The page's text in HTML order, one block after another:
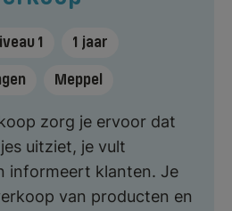
1 1 jaar
Meppel
zorg je ervoor dat
uitziet, je vult
informeert klanten. Je
van producten en